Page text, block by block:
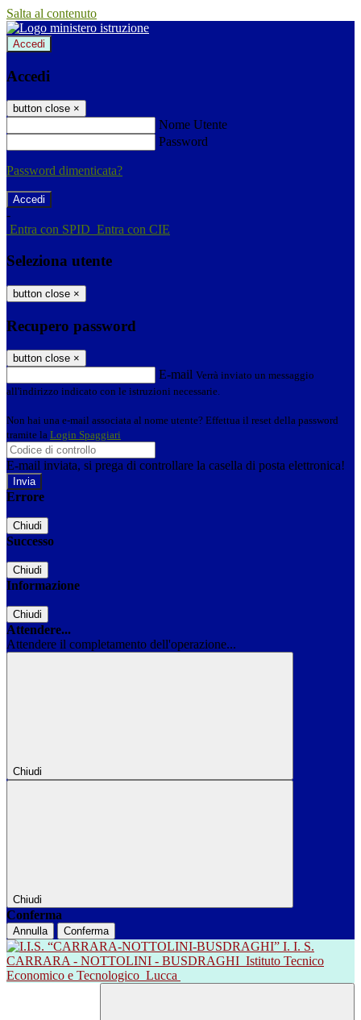
Salta al contenuto
Accedi
Accedi
button close ×
Nome Utente
Password
Password dimenticata?
-
Entra con SPID Entra con CIE
Seleziona utente
button close ×
Recupero password
button close ×
E-mail Verrà inviato un messaggio
all'indirizzo indicato con le istruzioni necessarie.
Non hai una e-mail associata al nome utente? Effettua il reset della password
tramite la Login Spaggiari
E-mail inviata, si prega di controllare la casella di posta elettronica!
Errore
Chiudi
Successo
Chiudi
Informazione
Chiudi
Attendere...
Attendere il completamento dell'operazione...
Chiudi
Chiudi
Conferma
Annulla Conferma
I. I. S.
CARRARA - NOTTOLINI - BUSDRAGHI Istituto Tecnico
Economico e Tecnologico Lucca